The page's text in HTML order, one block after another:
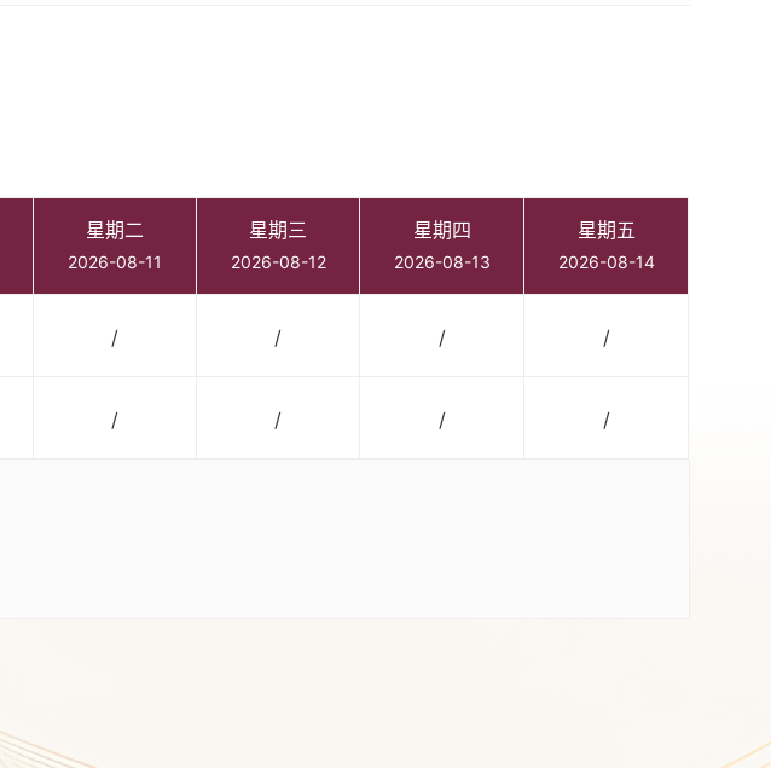
星期二
2026-08-11
星期三
2026-08-12
星期四
2026-08-13
星期五
2026-08-14
/ / / /
/ / / /